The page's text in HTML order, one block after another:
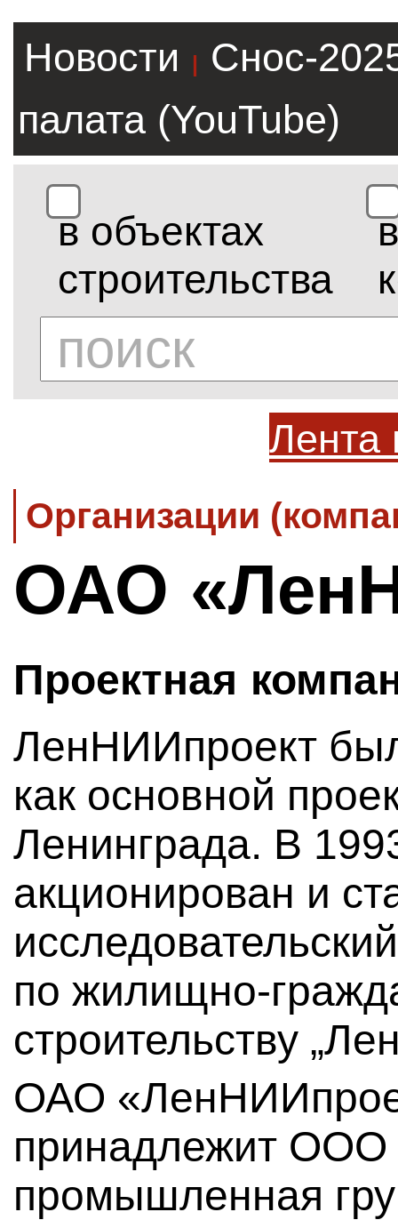
Новости |
Снос-
палата (YouTube)
в объектах
строительства
в
Лента
Организации
ОАО
Проектная
ЛенНИИпроект
как основной
Ленинграда. В
акционирован и
по жилищно-
строительству
ОАО
принадлежит ООО
промышленная